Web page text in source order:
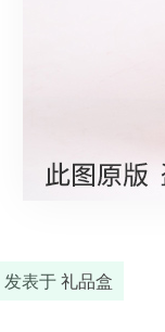
发表于礼品盒